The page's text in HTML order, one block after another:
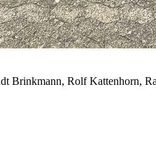
Brinkmann, Rolf Kattenhorn,